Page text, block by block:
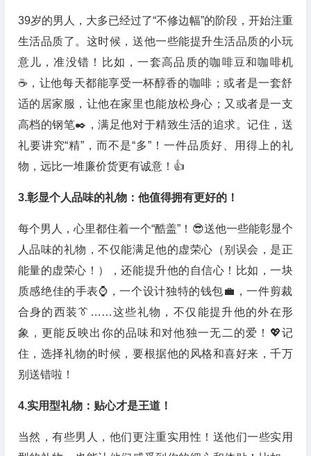
39岁的男人，大多已经过了“不修边幅”的阶段，开始注重
生活品质了。这时候，送他一些能提升生活品质的小玩
意儿，准没错！比如，一套高品质的咖啡豆和咖啡机
☕️，让他每天都能享受一杯醇香的咖啡；或者是一套舒
适的居家服，让他在家里也能放松身心；又或者是一支
高档的钢笔✒️，满足他对于精致生活的追求。记住，送
礼要讲究“精”，而不是“多”！一件品质好、用得上的礼
物，远比一堆廉价货更有诚意！👍
3.彰显个人品味的礼物：他值得拥有更好的！
每个男人，心里都住着一个“酷盖”！😎送他一些能彰显个
人品味的礼物，不仅能满足他的虚荣心（别误会，是正
能量的虚荣心！），还能提升他的自信心！比如，一块
质感绝佳的手表⌚️，一个设计独特的钱包💼，一件剪裁
合身的西装👔……这些礼物，不仅能提升他的外在形
象，更能反映出你的品味和对他独一无二的爱！💖记
住，选择礼物的时候，要根据他的风格和喜好来，千万
别送错啦！
4.实用型礼物：贴心才是王道！
当然，有些男人，他们更注重实用性！送他们一些实用